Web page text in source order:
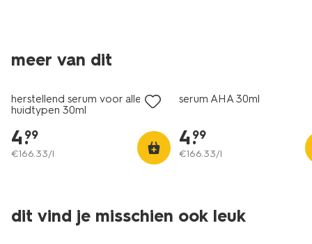
meer van dit
vegan
herstellend serum voor alle
huidtypen 30ml
4.
99
€166.33/l
serum AHA 30ml
4.
99
€166.33/l
dit vind je misschien ook leuk
vegan vegan